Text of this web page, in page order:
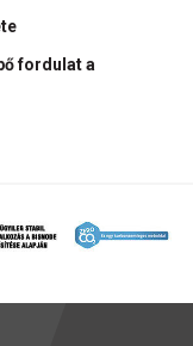
fordulat a